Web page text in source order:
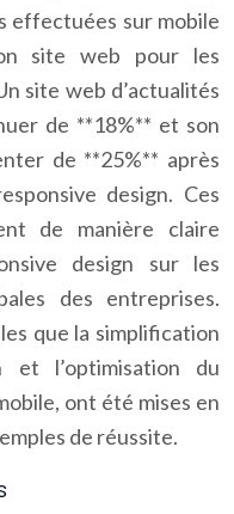
effectuées sur mobile
site web pour les
site web d’actualités
de **18%** et son
de **25%** après
design. Ces
de manière claire
design sur les
des entreprises.
que la simplification
et l’optimisation du
ont été mises en
de réussite.